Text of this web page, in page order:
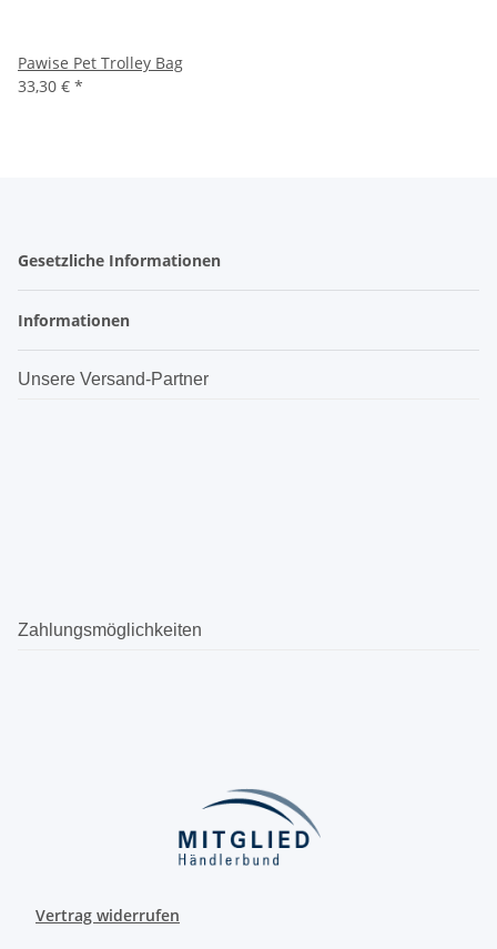
Pawise Pet Trolley Bag
33,30 € *
Gesetzliche Informationen
Informationen
Unsere Versand-Partner
Zahlungsmöglichkeiten
Vertrag widerrufen